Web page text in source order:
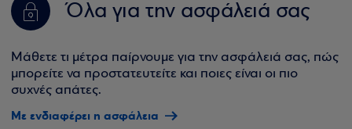
Όλα για την ασφάλειά σας
Μάθετε τι μέτρα παίρνουμε για την ασφάλειά σας, πώς
μπορείτε να προστατευτείτε και ποιες είναι οι πιο
συχνές απάτες.
Με ενδιαφέρει η ασφάλεια